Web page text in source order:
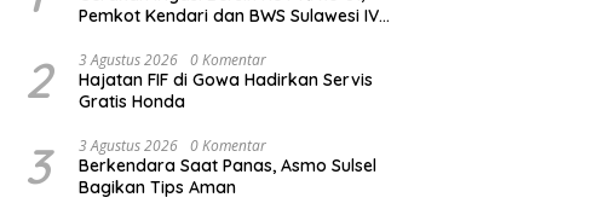
Pemkot Kendari dan BWS Sulawesi IV
2 3 Agustus 2026 0 Komentar
Hajatan FIF di Gowa Hadirkan Servis
Gratis Honda
3 3 Agustus 2026 0 Komentar
Berkendara Saat Panas, Asmo Sulsel
Bagikan Tips Aman